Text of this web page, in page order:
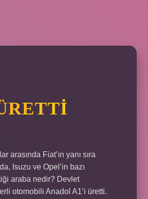
Fiat’ın yanı sıra
Isuzu ve Opel’in bazı
araba nedir? Devlet
otomobili Anadol A1’i üretti.